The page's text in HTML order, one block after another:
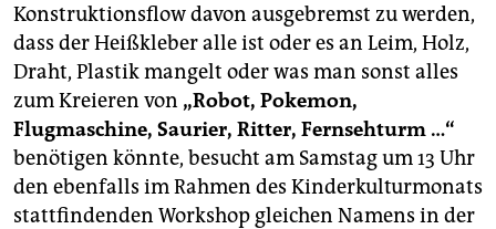
Konstruktionsflow davon ausgebremst zu werden,
dass der Heißkleber alle ist oder es an Leim, Holz,
Draht, Plastik mangelt oder was man sonst alles
zum Kreieren von „Robot, Pokemon,
Flugmaschine, Saurier, Ritter, Fernsehturm …“
benötigen könnte, besucht am Samstag um 13 Uhr
den ebenfalls im Rahmen des Kinderkulturmonats
stattfindenden Workshop gleichen Namens in der